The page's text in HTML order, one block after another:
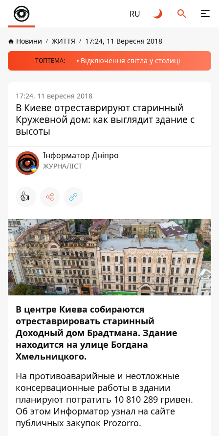
RU
Новини ЖИТТЯ 17:24, 11 Вересня 2018
ТОПТЕМА: Відключення світла у столиці
17:24, 11 вересня 2018
В Киеве отреставрируют старинный
Кружевной дом: как выглядит здание с
высоты
Інформатор Дніпро
ЖУРНАЛІСТ
👍
В центре Киева собираются
отреставрировать старинный
Доходный дом Брадтмана. Здание
находится на улице Богдана
Хмельницкого.
На противоаварийные и неотложные
консервационные работы в здании
планируют потратить 10 810 289 гривен.
Об этом Информатор узнал на сайте
публичных закупок Рrozorro.